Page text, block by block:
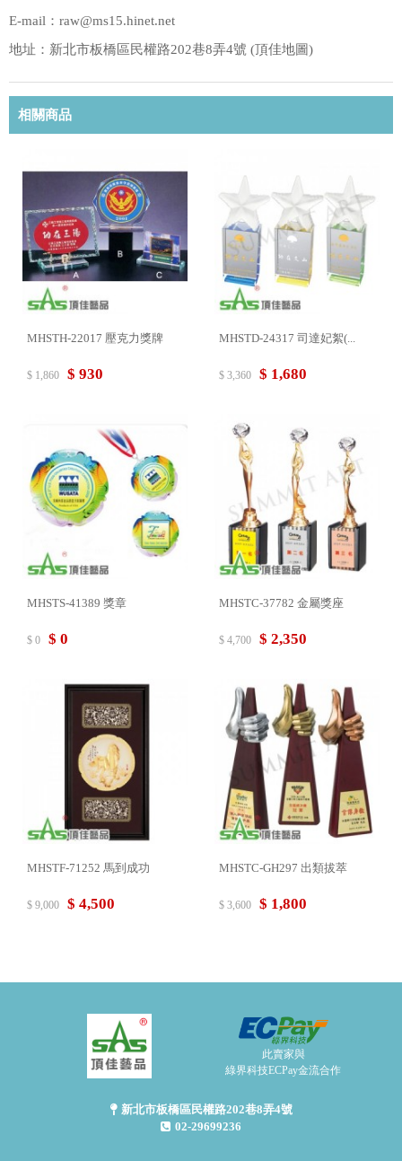
E-mail：raw@ms15.hinet.net
地址：新北市板橋區民權路202巷8弄4號 (頂佳地圖)
相關商品
MHSTH-22017 壓克力獎牌
$ 1,860 $ 930
MHSTD-24317 司達妃絮(...
$ 3,360 $ 1,680
MHSTS-41389 獎章
$ 0 $ 0
MHSTC-37782 金屬獎座
$ 4,700 $ 2,350
MHSTF-71252 馬到成功
$ 9,000 $ 4,500
MHSTC-GH297 出類拔萃
$ 3,600 $ 1,800
此賣家與
綠界科技ECPay金流合作
新北市板橋區民權路202巷8弄4號
02-29699236